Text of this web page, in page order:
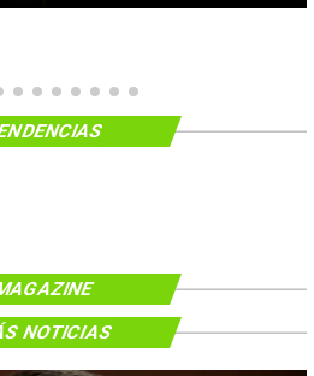
NOTICIAS